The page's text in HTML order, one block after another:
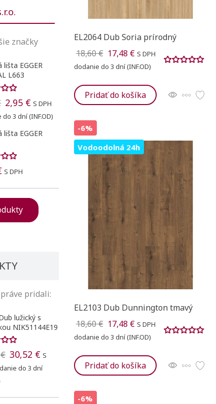
značky
lišta EGGER
L663
2,95 € S DPH
3 dní (INF.OD)
lišta EGGER
S DPH
pridali:
lužický s
NIK51144E19
30,52 € S
do 3 dní
EL2064 Dub Soria prírodný
18,60 € 17,48 € S DPH
dodanie do 3 dní (INF.OD)
Pridať do košíka
-6%
Vodoodolná 24h
EL2103 Dub Dunnington tmavý
18,60 € 17,48 € S DPH
dodanie do 3 dní (INF.OD)
Pridať do košíka
-6%
Pridať do obľúbených
((modalTitle))
((confirmMessage))
Vytvoriť zoznam želaní
Registrovať sa
Na vytvorenie zoznamu želaných produktov je